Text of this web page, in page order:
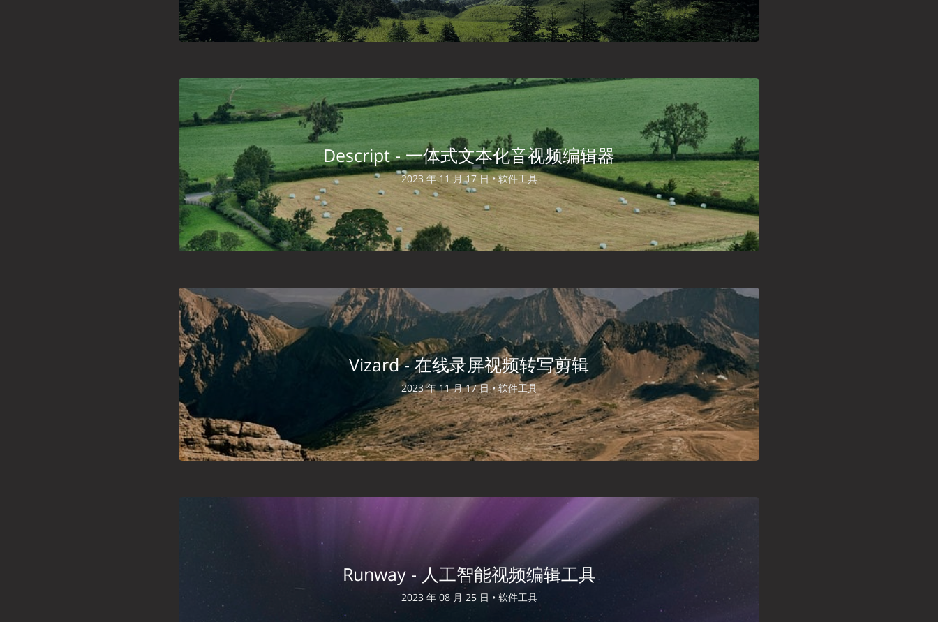
Descript - 一体式文本化音视频编辑器
2023 年 11 月 17 日 •软件工具
Vizard - 在线录屏视频转写剪辑
2023 年 11 月 17 日 •软件工具
Runway - 人工智能视频编辑工具
2023 年 08 月 25 日 • 软件工具